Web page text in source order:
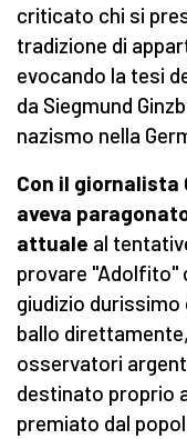
criticato chi si
tradizione di
evocando la tesi
da Siegmund
nazismo nella
Con il giornalista
aveva
attuale al
provare "Adolfito"
giudizio durissimo
ballo
osservatori
destinato proprio
premiato dal